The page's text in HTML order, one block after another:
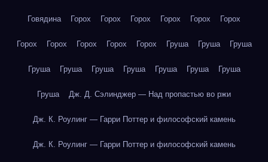
Говядина Горох Горох Горох Горох Горох Горох
Горох Горох Горох Горох Горох Груша Груша Груша
Груша Груша Груша Груша Груша Груша Груша
Груша Дж. Д. Сэлинджер — Над пропастью во ржи
Дж. К. Роулинг — Гарри Поттер и философский камень
Дж. К. Роулинг — Гарри Поттер и философский камень